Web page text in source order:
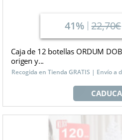
41% 22,70€
Caja de 12 botellas ORDUM
origen y...
Recogida en Tienda GRATIS | Envío a